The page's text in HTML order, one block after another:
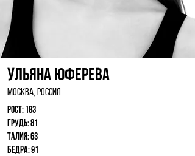
Ульяна Юферева
Москва, Россия
Рост: 183
Грудь: 81
Талия: 63
Бедра: 91